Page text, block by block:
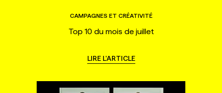
CAMPAGNES ET CRÉATIVITÉ
Top 10 du mois de juillet
LIRE L'ARTICLE